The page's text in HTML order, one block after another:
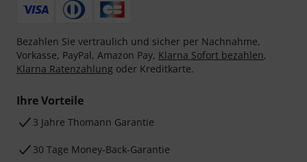
Bezahlen Sie vertraulich und sicher per Nachnahme,
Vorkasse, PayPal, Amazon Pay, Klarna Sofort bezahlen,
Klarna Ratenzahlung oder Kreditkarte.
Ihre Vorteile
3 Jahre Thomann Garantie
30 Tage Money-Back-Garantie